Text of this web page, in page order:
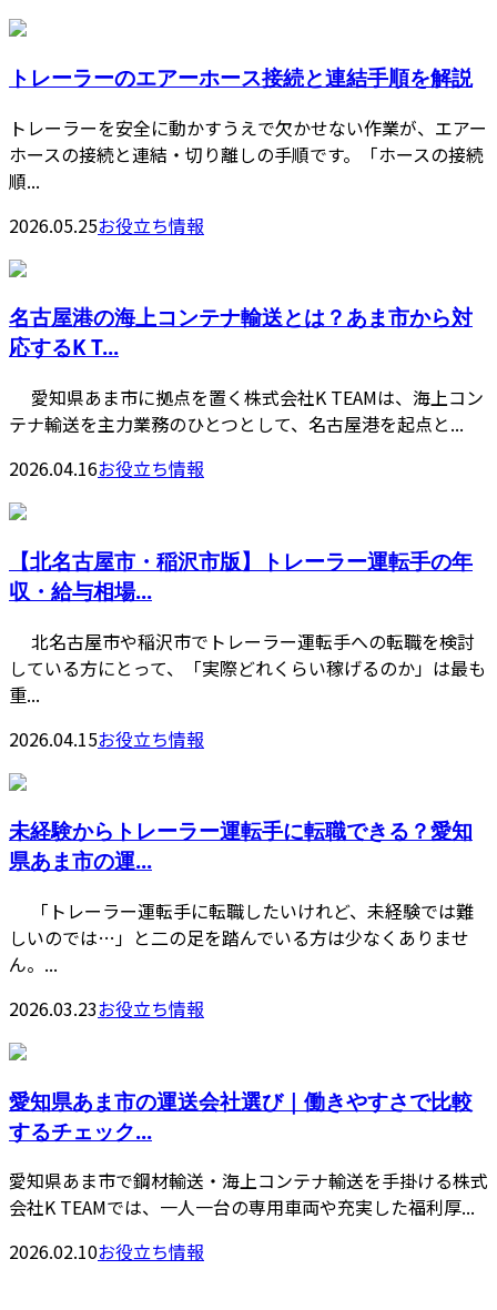
トレーラーのエアーホース接続と連結手順を解説
トレーラーを安全に動かすうえで欠かせない作業が、エアー
ホースの接続と連結・切り離しの手順です。「ホースの接続
順...
2026.05.25お役立ち情報
名古屋港の海上コンテナ輸送とは？あま市から対
応するK T...
愛知県あま市に拠点を置く株式会社K TEAMは、海上コン
テナ輸送を主力業務のひとつとして、名古屋港を起点と...
2026.04.16お役立ち情報
【北名古屋市・稲沢市版】トレーラー運転手の年
収・給与相場...
北名古屋市や稲沢市でトレーラー運転手への転職を検討
している方にとって、「実際どれくらい稼げるのか」は最も
重...
2026.04.15お役立ち情報
未経験からトレーラー運転手に転職できる？愛知
県あま市の運...
「トレーラー運転手に転職したいけれど、未経験では難
しいのでは…」と二の足を踏んでいる方は少なくありませ
ん。...
2026.03.23お役立ち情報
愛知県あま市の運送会社選び｜働きやすさで比較
するチェック...
愛知県あま市で鋼材輸送・海上コンテナ輸送を手掛ける株式
会社K TEAMでは、一人一台の専用車両や充実した福利厚...
2026.02.10お役立ち情報